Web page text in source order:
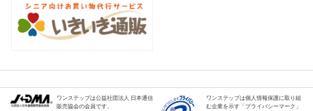
ワンステップは公益社団法人 日本通信
販売協会の会員です。
ワンステップは個人情報保護に取り組
む企業を示す「プライバシーマーク」